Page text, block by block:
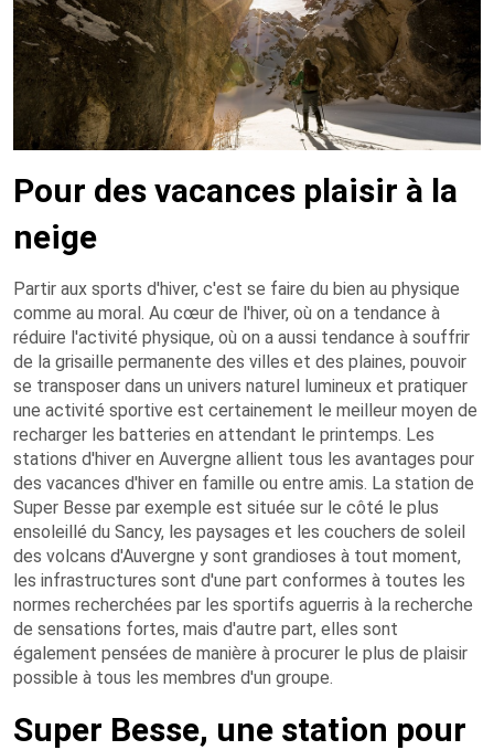
Pour des vacances plaisir à la
neige
Partir aux sports d'hiver, c'est se faire du bien au physique
comme au moral. Au cœur de l'hiver, où on a tendance à
réduire l'activité physique, où on a aussi tendance à souffrir
de la grisaille permanente des villes et des plaines, pouvoir
se transposer dans un univers naturel lumineux et pratiquer
une activité sportive est certainement le meilleur moyen de
recharger les batteries en attendant le printemps. Les
stations d'hiver en Auvergne allient tous les avantages pour
des vacances d'hiver en famille ou entre amis. La station de
Super Besse par exemple est située sur le côté le plus
ensoleillé du Sancy, les paysages et les couchers de soleil
des volcans d'Auvergne y sont grandioses à tout moment,
les infrastructures sont d'une part conformes à toutes les
normes recherchées par les sportifs aguerris à la recherche
de sensations fortes, mais d'autre part, elles sont
également pensées de manière à procurer le plus de plaisir
possible à tous les membres d'un groupe.
Super Besse, une station pour